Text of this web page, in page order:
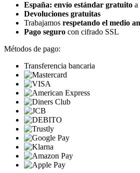
España: envío estándar gratuito a
Devoluciones gratuitas
Trabajamos respetando el medio
Pago seguro con cifrado SSL
Métodos de pago:
Transferencia bancaria